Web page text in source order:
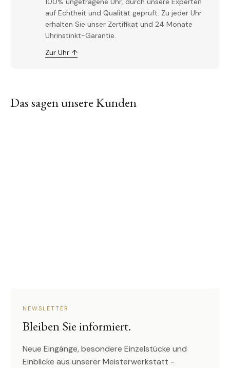
auf Echtheit und Qualität geprüft. Zu jeder Uhr
erhalten Sie unser Zertifikat und 24 Monate
Uhrinstinkt-Garantie.
Zur Uhr ↑
Das sagen unsere Kunden
NEWSLETTER
Bleiben Sie informiert.
Neue Eingänge, besondere Einzelstücke und
Einblicke aus unserer Meisterwerkstatt -